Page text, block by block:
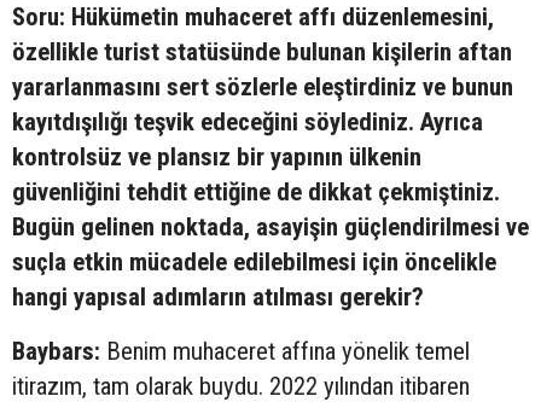
Soru: Hükümetin muhaceret affı düzenlemesini,
özellikle turist statüsünde bulunan kişilerin aftan
yararlanmasını sert sözlerle eleştirdiniz ve bunun
kayıtdışılığı teşvik edeceğini söylediniz. Ayrıca
kontrolsüz ve plansız bir yapının ülkenin
güvenliğini tehdit ettiğine de dikkat çekmiştiniz.
Bugün gelinen noktada, asayişin güçlendirilmesi ve
suçla etkin mücadele edilebilmesi için öncelikle
hangi yapısal adımların atılması gerekir?
Baybars: Benim muhaceret affına yönelik temel
itirazım, tam olarak buydu. 2022 yılından itibaren